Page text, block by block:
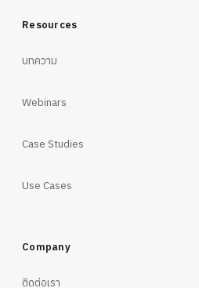
Resources
บทความ
Webinars
Case Studies
Use Cases
Company
ติดต่อเรา